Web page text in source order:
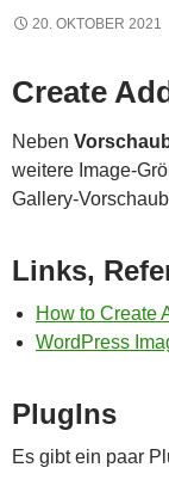
20. OKTOBER 2021
Create
Neben
weitere Image-
Gallery-
Links,
How to Create
WordPress
PlugIns
Es gibt ein paar